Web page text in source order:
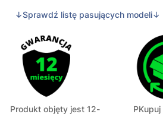
↓Sprawdź listę pasujących modeli↓
Produkt objęty jest 12-